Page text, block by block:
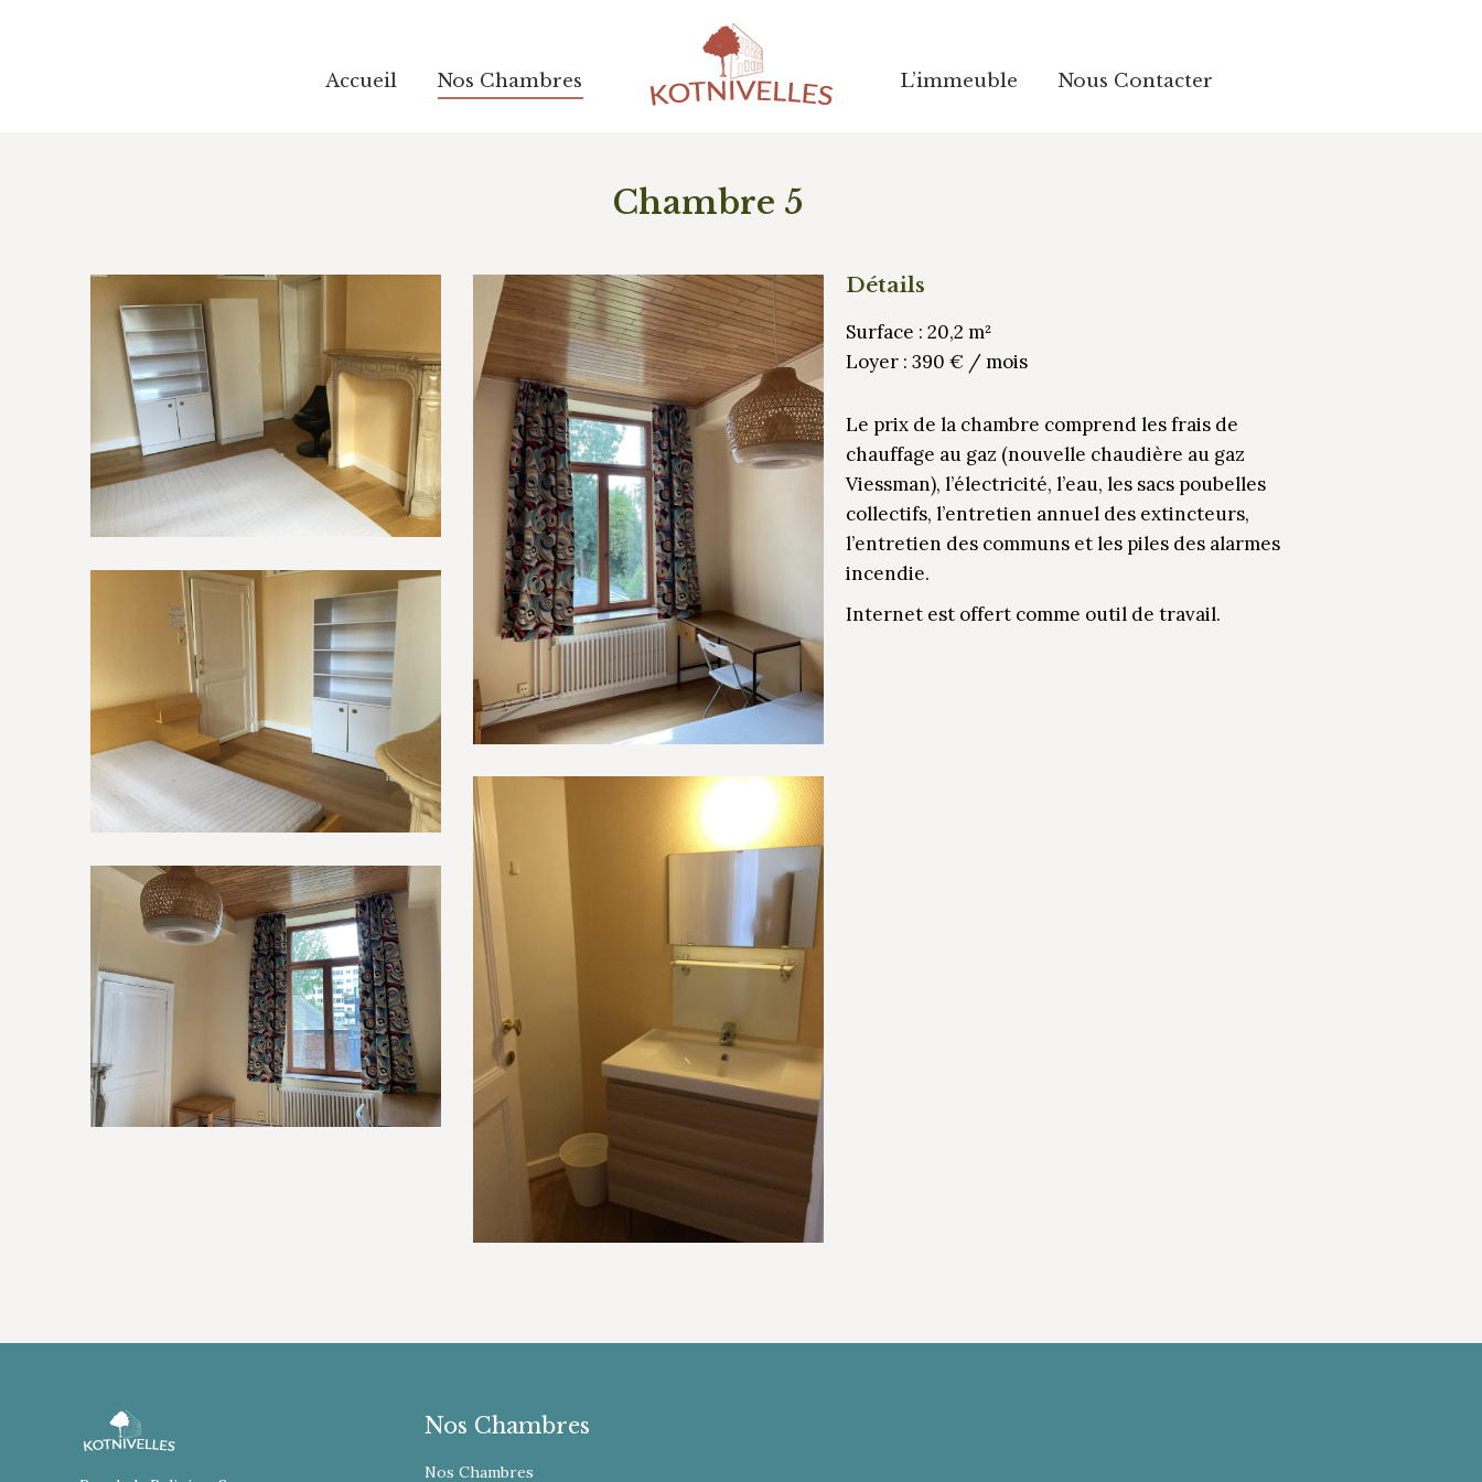
Accueil Nos Chambres L’immeuble Nous Contacter
Chambre 5
Détails
Surface : 20,2 m²
Loyer : 390 € / mois
Le prix de la chambre comprend les frais de
chauffage au gaz (nouvelle chaudière au gaz
Viessman), l’électricité, l’eau, les sacs poubelles
collectifs, l’entretien annuel des extincteurs,
l’entretien des communs et les piles des alarmes
incendie.
Internet est offert comme outil de travail.
Nos Chambres
Nos Chambres
Accueil Nos Chambres L’immeuble Nous Contacter